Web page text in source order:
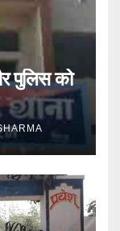
पुलिस को